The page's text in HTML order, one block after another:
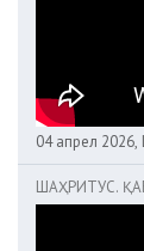
04 апрел
ШАҲРИТУС.